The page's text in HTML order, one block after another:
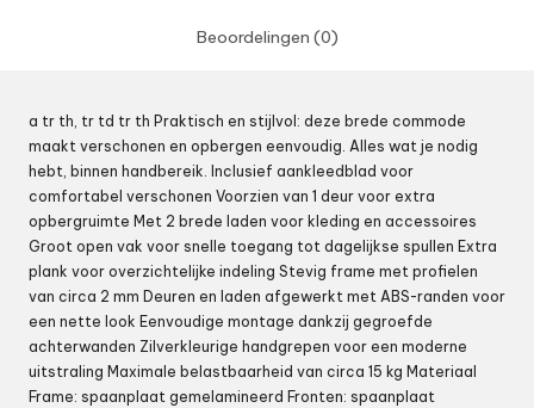
Beoordelingen (0)
a tr th, tr td tr th Praktisch en stijlvol: deze brede commode
maakt verschonen en opbergen eenvoudig. Alles wat je nodig
hebt, binnen handbereik. Inclusief aankleedblad voor
comfortabel verschonen Voorzien van 1 deur voor extra
opbergruimte Met 2 brede laden voor kleding en accessoires
Groot open vak voor snelle toegang tot dagelijkse spullen Extra
plank voor overzichtelijke indeling Stevig frame met profielen
van circa 2 mm Deuren en laden afgewerkt met ABS-randen voor
een nette look Eenvoudige montage dankzij gegroefde
achterwanden Zilverkleurige handgrepen voor een moderne
uitstraling Maximale belastbaarheid van circa 15 kg Materiaal
Frame: spaanplaat gemelamineerd Fronten: spaanplaat